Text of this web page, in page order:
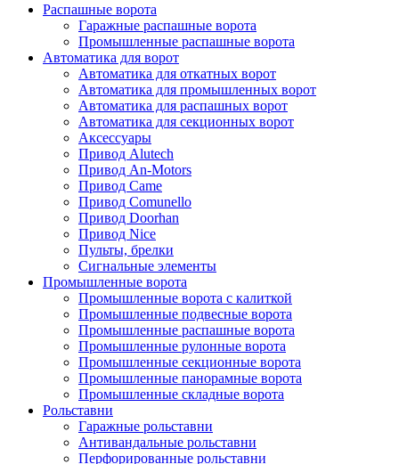
Распашные ворота
Гаражные распашные ворота
Промышленные распашные ворота
Автоматика для ворот
Автоматика для откатных ворот
Автоматика для промышленных ворот
Автоматика для распашных ворот
Автоматика для секционных ворот
Аксессуары
Привод Alutech
Привод An-Motors
Привод Came
Привод Comunello
Привод Doorhan
Привод Nice
Пульты, брелки
Сигнальные элементы
Промышленные ворота
Промышленные ворота с калиткой
Промышленные подвесные ворота
Промышленные распашные ворота
Промышленные рулонные ворота
Промышленные секционные ворота
Промышленные панорамные ворота
Промышленные складные ворота
Рольставни
Гаражные рольставни
Антивандальные рольставни
Перфорированные рольставни